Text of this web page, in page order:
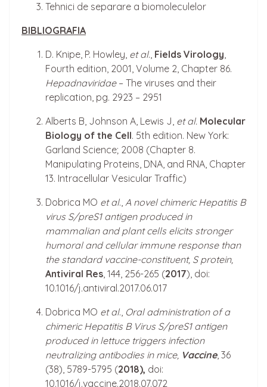
Tehnici de separare a biomoleculelor
BIBLIOGRAFIA
D. Knipe, P. Howley, et al., Fields Virology,
Fourth edition, 2001, Volume 2, Chapter 86.
Hepadnaviridae– The viruses and their
replication, pg. 2923 – 2951
Alberts B, Johnson A, Lewis J, et al. Molecular
Biology of the Cell. 5th edition. New York:
Garland Science; 2008 (Chapter 8.
Manipulating Proteins, DNA, and RNA, Chapter
13. Intracellular Vesicular Traffic)
Dobrica MO et al., A novel chimeric Hepatitis B
virus S/preS1 antigen produced in
mammalian and plant cells elicits stronger
humoral and cellular immune response than
the standard vaccine-constituent, S protein,
Antiviral Res, 144, 256-265 (2017), doi:
10.1016/j.antiviral.2017.06.017
Dobrica MO et al., Oral administration of a
chimeric Hepatitis B Virus S/preS1 antigen
produced in lettuce triggers infection
neutralizing antibodies in mice, Vaccine, 36
(38), 5789-5795 (2018), doi:
10.1016/j.vaccine.2018.07.072